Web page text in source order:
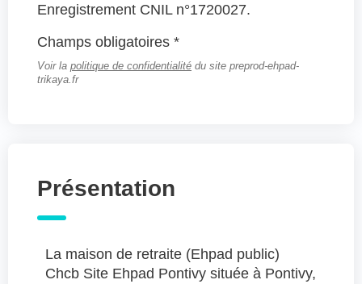
Enregistrement CNIL n°1720027.
Champs obligatoires *
Voir la politique de confidentialité du site preprod-ehpad-
trikaya.fr
Présentation
La maison de retraite (Ehpad public)
Chcb Site Ehpad Pontivy située à Pontivy,